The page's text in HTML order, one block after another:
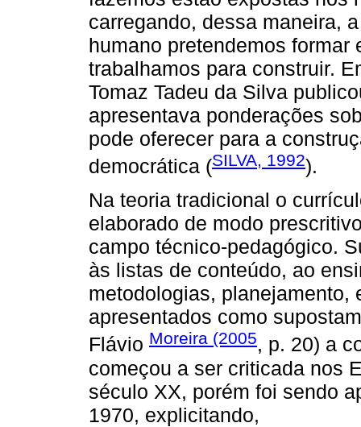
carregando, dessa maneira,
humano pretendemos
trabalhamos para construir.
Tomaz Tadeu da Silva
apresentava ponderações
pode oferecer para a
democrática (SILVA, 1992).
Na teoria tradicional o
elaborado de modo
campo técnico-pedagógico.
às listas de conteúdo, ao
metodologias,
apresentados como
Flávio Moreira (2005, p. 20) a
começou a ser criticada nos
século XX, porém foi sendo
1970, explicitando,